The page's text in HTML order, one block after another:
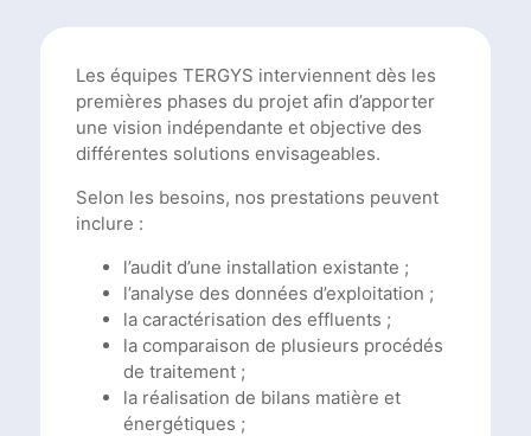
Les équipes TERGYS interviennent dès les
premières phases du projet afin d’apporter
une vision indépendante et objective des
différentes solutions envisageables.
Selon les besoins, nos prestations peuvent
inclure :
l’audit d’une installation existante ;
l’analyse des données d’exploitation ;
la caractérisation des effluents ;
la comparaison de plusieurs procédés
de traitement ;
la réalisation de bilans matière et
énergétiques ;